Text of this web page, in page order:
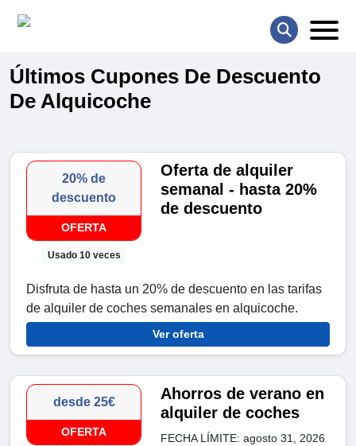
Últimos Cupones De Descuento
De Alquicoche
20% de
descuento
OFERTA
Usado 10 veces
Oferta de alquiler
semanal - hasta 20%
de descuento
Disfruta de hasta un 20% de descuento en las tarifas
de alquiler de coches semanales en alquicoche.
Ver oferta
desde 25€
OFERTA
Ahorros de verano en
alquiler de coches
FECHA LÍMITE: agosto 31, 2026